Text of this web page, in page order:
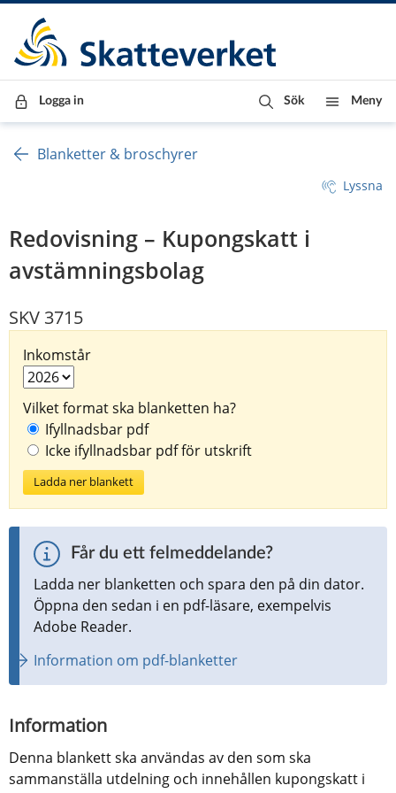
Till innehåll
Till navigationen
Till chattrobot
Logga in Sök Meny
Blanketter & broschyrer
Lyssna
Redovisning – Kupongskatt i
avstämningsbolag
SKV 3715
Inkomstår
Vilket format ska blanketten ha?
Ifyllnadsbar pdf
Icke ifyllnadsbar pdf för utskrift
Ladda ner blankett
Får du ett felmeddelande?
Ladda ner blanketten och spara den på din dator.
Öppna den sedan i en pdf-läsare, exempelvis
Adobe Reader.
Information om pdf-blanketter
Information
Denna blankett ska användas av den som ska
sammanställa utdelning och innehållen kupongskatt i